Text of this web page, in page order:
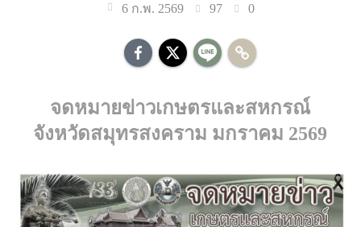
6 ก.พ. 2569 97 0
จดหมายข่าวเกษตรและสหกรณ์
จังหวัดสมุทรสงคราม มกราคม 2569